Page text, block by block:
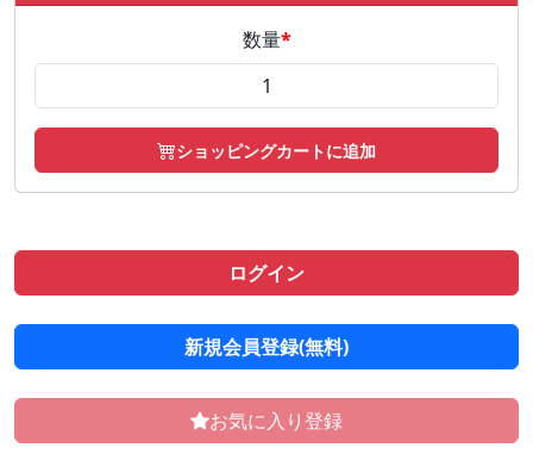
数量*
ショッピングカートに追加
ログイン
新規会員登録(無料)
お気に入り登録